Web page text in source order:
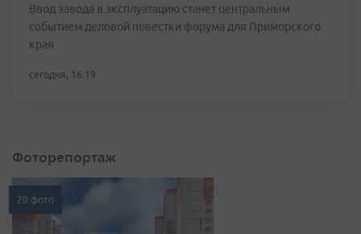
Ввод завода в эксплуатацию станет центральным
событием деловой повестки форума для Приморского
края
сегодня, 16:19
Фоторепортаж
20 фото